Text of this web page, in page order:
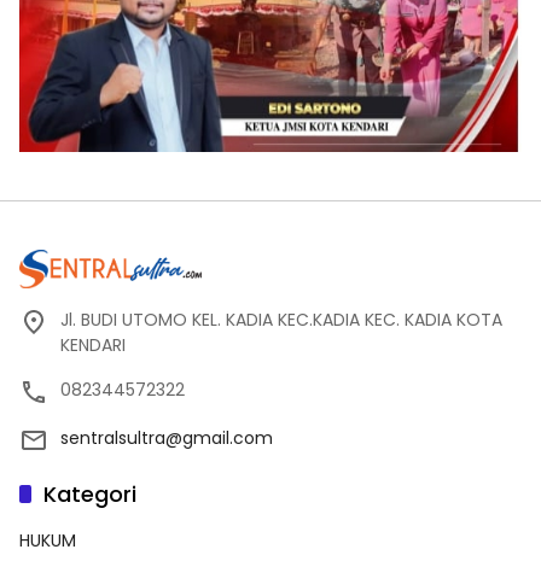
Jl. BUDI UTOMO KEL. KADIA KEC.KADIA KEC. KADIA KOTA
KENDARI
082344572322
sentralsultra@gmail.com
Kategori
HUKUM